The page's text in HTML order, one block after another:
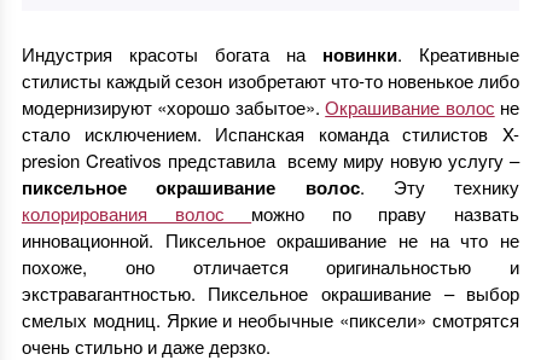
Индустрия красоты богата на новинки. Креативные
стилисты каждый сезон изобретают что-то новенькое либо
модернизируют «хорошо забытое».Окрашивание волос не
стало исключением. Испанская команда стилистов X-
presion Creativos представила всему миру новую услугу –
пиксельное окрашивание волос. Эту технику
колорирования волос можно по праву назвать
инновационной. Пиксельное окрашивание не на что не
похоже, оно отличается оригинальностью и
экстравагантностью. Пиксельное окрашивание – выбор
смелых модниц. Яркие и необычные «пиксели» смотрятся
очень стильно и даже дерзко.